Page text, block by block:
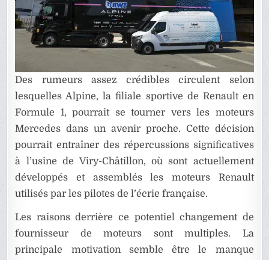
Des rumeurs assez crédibles circulent selon
lesquelles Alpine, la filiale sportive de Renault en
Formule 1, pourrait se tourner vers les moteurs
Mercedes dans un avenir proche. Cette décision
pourrait entraîner des répercussions significatives
à l’usine de Viry-Châtillon, où sont actuellement
développés et assemblés les moteurs Renault
utilisés par les pilotes de l’écrie française.
Les raisons derrière ce potentiel changement de
fournisseur de moteurs sont multiples. La
principale motivation semble être le manque